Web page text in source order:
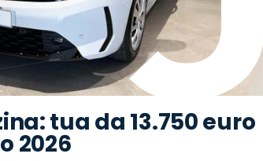
tua da 13.750 euro
2026